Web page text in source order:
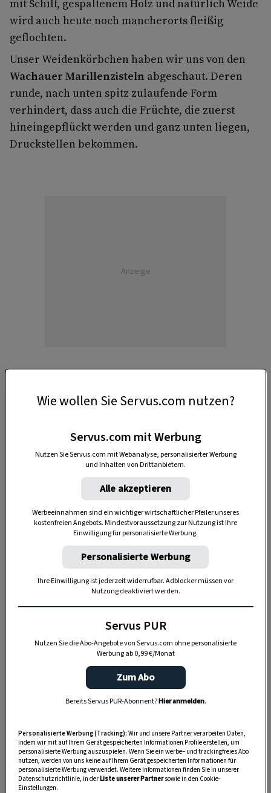
mit Schilf, gespaltenem Holz und natürlich Weide
wird auch heute noch mancherorts fleißig
geflochten.
Unser Weidenkörbchen haben wir uns von den
Wachauer Marillenzisteln abgeschaut. Deren
runde, nach unten spitz zulaufende Form
verhindert, dass auch die Früchte, die zuerst
hineingepflückt werden und ganz unten liegen,
Druckstellen bekommen.
Anzeige
Während in der Wachau auch gern mit Haselnuss
Erntekörbe leicht genug ist, haben wir für unsere
zierliche Zistel-Weide verwendet, von der es
allein bei uns in Europa hunderte Arten gibt.
Geschnitten und getrocknet werden die
Weidenruten zum Flechten am besten in den
Wintermonaten.
Flechtwerk nicht so grünsein wie
unser Körberl, können dieWeidenruten
vorher geschältwerden, das ergibt einen
hellen Farbton. Für einenbraunen Farbton
wird die Weide zuerst gekocht und dann
Wie wollen Sie Servus.com nutzen?
Servus.com mit Werbung
Nutzen Sie Servus.com mit Webanalyse, personalisierter Werbung
und Inhalten von Drittanbietern.
Alle akzeptieren
Werbeeinnahmen sind ein wichtiger wirtschaftlicher Pfeiler unseres
kostenfreien Angebots. Mindestvoraussetzung zur Nutzung ist Ihre
Einwilligung für personalisierte Werbung.
Personalisierte Werbung
Ihre Einwilligung ist jederzeit widerrufbar. Adblocker müssen vor
Nutzung deaktiviert werden.
Servus PUR
Nutzen Sie die Abo-Angebote von Servus.com ohne personalisierte
Werbung ab 0,99 €/Monat
Zum Abo
Bereits Servus PUR-Abonnent?Hier anmelden.
Personalisierte Werbung (Tracking): Wir und unsere Partner verarbeiten Daten,
indem wir mit auf Ihrem Gerät gespeicherten Informationen Profile erstellen, um
personalisierte Werbung auszuspielen. Wenn Sie ein werbe– und trackingfreies Abo
nutzen, werden von uns keine auf Ihrem Gerät gespeicherten Informationen für
personalisierte Werbung verwendet. Weitere Informationen finden Sie in unserer
Datenschutzrichtlinie, in derListe unserer Partnersowie in den Cookie-
Einstellungen.